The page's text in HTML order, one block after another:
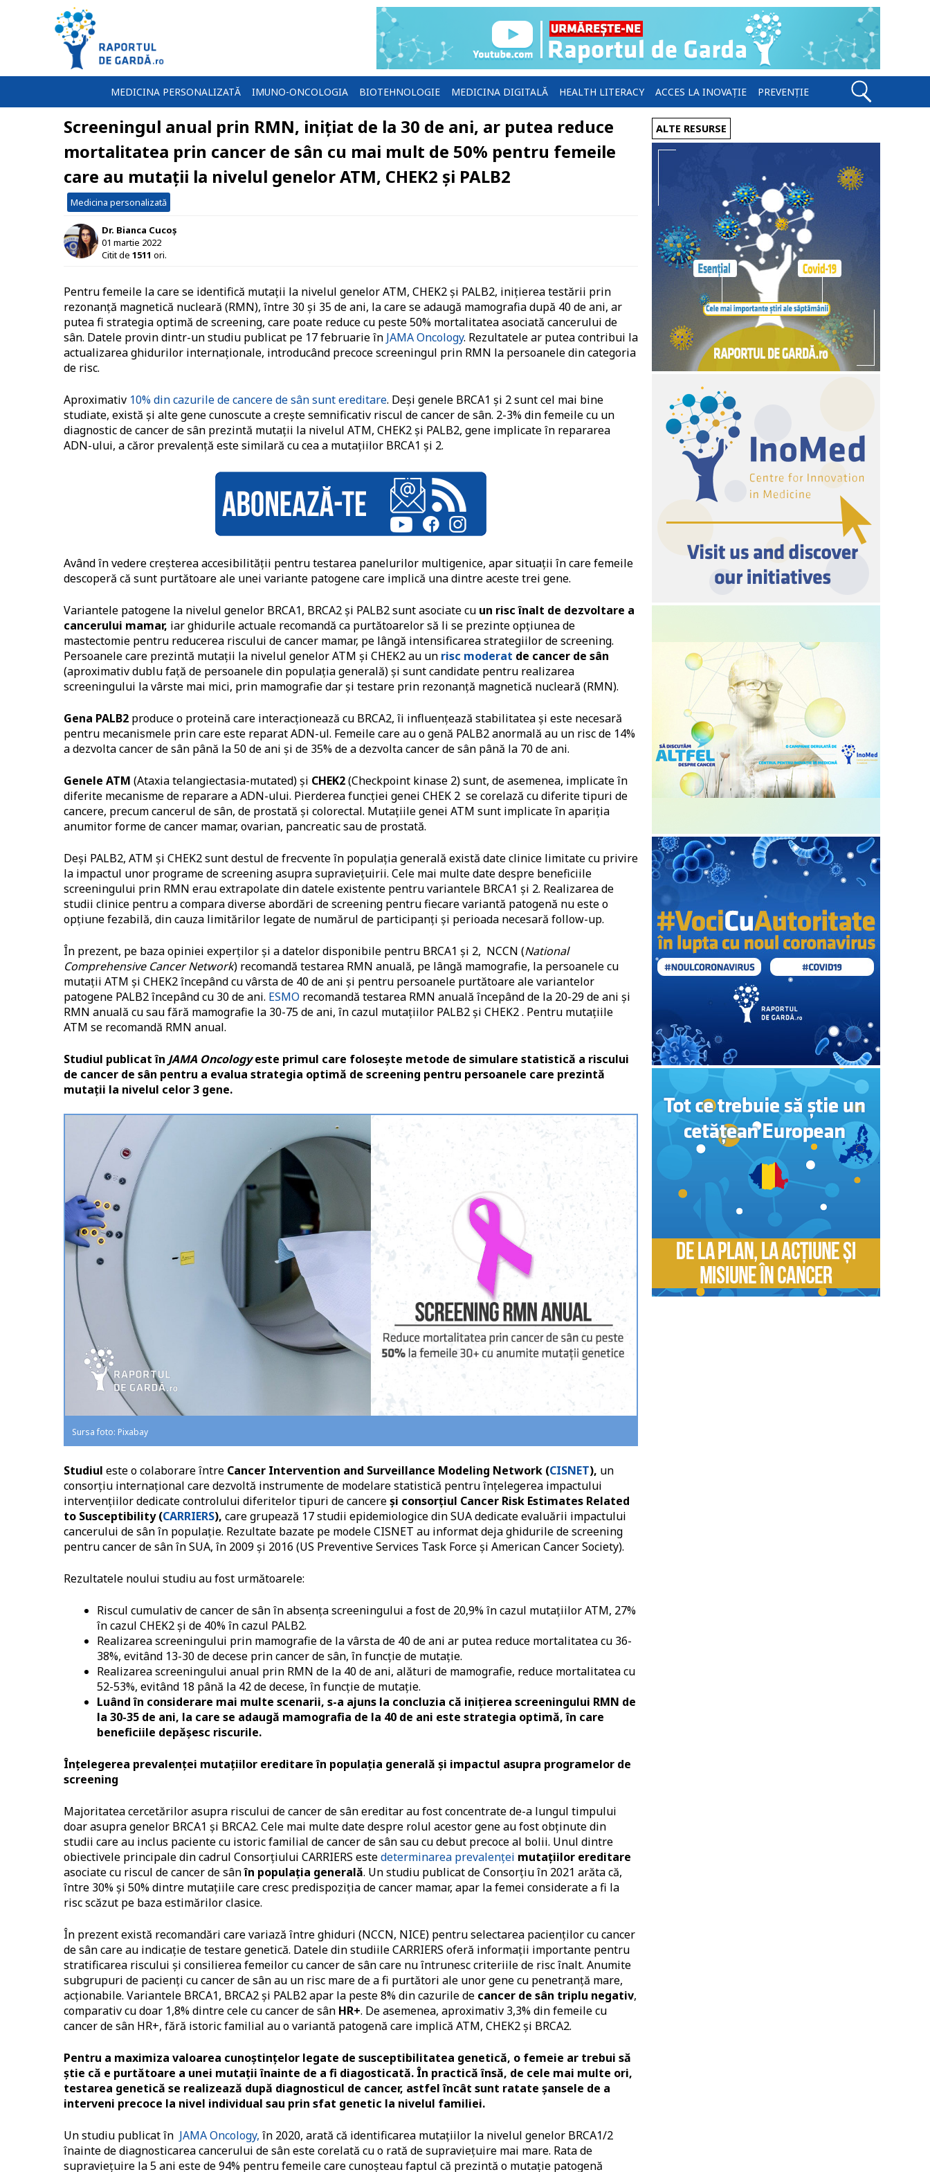
MEDICINA PERSONALIZATĂ IMUNO-ONCOLOGIA BIOTEHNOLOGIE MEDICINA DIGITALĂ HEALTH LITERACY ACCES LA INOVAȚIE PREVENȚIE
Screeningul anual prin RMN, inițiat de la 30 de ani, ar putea reduce
mortalitatea prin cancer de sân cu mai mult de 50% pentru femeile
care au mutații la nivelul genelor ATM, CHEK2 și PALB2
Medicina personalizată
Dr. Bianca Cucoș
01 martie 2022
Citit de 1511 ori.
Pentru femeile la care se identifică mutații la nivelul genelor ATM, CHEK2 și PALB2, inițierea testării prin
rezonanță magnetică nucleară (RMN), între 30 și 35 de ani, la care se adaugă mamografia după 40 de ani, ar
putea fi strategia optimă de screening, care poate reduce cu peste 50% mortalitatea asociată cancerului de
sân. Datele provin dintr-un studiu publicat pe 17 februarie în JAMA Oncology. Rezultatele ar putea contribui la
actualizarea ghidurilor internaționale, introducând precoce screeningul prin RMN la persoanele din categoria
de risc.
Aproximativ 10% din cazurile de cancere de sân sunt ereditare. Deși genele BRCA1 și 2 sunt cel mai bine
studiate, există și alte gene cunoscute a crește semnificativ riscul de cancer de sân. 2-3% din femeile cu un
diagnostic de cancer de sân prezintă mutații la nivelul ATM, CHEK2 și PALB2, gene implicate în repararea
ADN-ului, a căror prevalență este similară cu cea a mutațiilor BRCA1 și 2.
Având în vedere creșterea accesibilității pentru testarea panelurilor multigenice, apar situații în care femeile
descoperă că sunt purtătoare ale unei variante patogene care implică una dintre aceste trei gene.
Variantele patogene la nivelul genelor BRCA1, BRCA2 și PALB2 sunt asociate cu un risc înalt de dezvoltare a
cancerului mamar, iar ghidurile actuale recomandă ca purtătoarelor să li se prezinte opțiunea de
mastectomie pentru reducerea riscului de cancer mamar, pe lângă intensificarea strategiilor de screening.
Persoanele care prezintă mutații la nivelul genelor ATM și CHEK2 au un risc moderat de cancer de sân
(aproximativ dublu față de persoanele din populația generală) și sunt candidate pentru realizarea
screeningului la vârste mai mici, prin mamografie dar și testare prin rezonanță magnetică nucleară (RMN).
Gena PALB2 produce o proteină care interacționează cu BRCA2, îi influențează stabilitatea și este necesară
pentru mecanismele prin care este reparat ADN-ul. Femeile care au o genă PALB2 anormală au un risc de 14%
a dezvolta cancer de sân până la 50 de ani și de 35% de a dezvolta cancer de sân până la 70 de ani.
Genele ATM (Ataxia telangiectasia-mutated) și CHEK2(Checkpoint kinase 2) sunt, de asemenea, implicate în
diferite mecanisme de reparare a ADN-ului. Pierderea funcției genei CHEK 2 se corelază cu diferite tipuri de
cancere, precum cancerul de sân, de prostată și colorectal. Mutațiile genei ATM sunt implicate în apariția
anumitor forme de cancer mamar, ovarian, pancreatic sau de prostată.
Deși PALB2, ATM și CHEK2 sunt destul de frecvente în populația generală există date clinice limitate cu privire
la impactul unor programe de screening asupra supraviețuirii. Cele mai multe date despre beneficiile
screeningului prin RMN erau extrapolate din datele existente pentru variantele BRCA1 și 2. Realizarea de
studii clinice pentru a compara diverse abordări de screening pentru fiecare variantă patogenă nu este o
opțiune fezabilă, din cauza limitărilor legate de numărul de participanți și perioada necesară follow-up.
În prezent, pe baza opiniei experților și a datelor disponibile pentru BRCA1 și 2, NCCN (National
Comprehensive Cancer Network) recomandă testarea RMN anuală, pe lângă mamografie, la persoanele cu
mutații ATM și CHEK2 începând cu vârsta de 40 de ani și pentru persoanele purtătoare ale variantelor
patogene PALB2 începând cu 30 de ani. ESMO recomandă testarea RMN anuală începând de la 20-29 de ani și
RMN anuală cu sau fără mamografie la 30-75 de ani, în cazul mutațiilor PALB2 și CHEK2 . Pentru mutațiile
ATM se recomandă RMN anual.
Studiul publicat în JAMA Oncologyeste primul care folosește metode de simulare statistică a riscului
de cancer de sân pentru a evalua strategia optimă de screening pentru persoanele care prezintă
mutații la nivelul celor 3 gene.
Sursa foto: Pixabay
Studiul este o colaborare între Cancer Intervention and Surveillance Modeling Network (CISNET), un
consorțiu internațional care dezvoltă instrumente de modelare statistică pentru înțelegerea impactului
intervențiilor dedicate controlului diferitelor tipuri de cancereși consorțiul Cancer Risk Estimates Related
to Susceptibility (CARRIERS), care grupează 17 studii epidemiologice din SUA dedicate evaluării impactului
cancerului de sân în populație. Rezultate bazate pe modele CISNET au informat deja ghidurile de screening
pentru cancer de sân în SUA, în 2009 și 2016 (US Preventive Services Task Force și American Cancer Society).
Rezultatele noului studiu au fost următoarele:
Riscul cumulativ de cancer de sân în absența screeningului a fost de 20,9% în cazul mutațiilor ATM, 27%
în cazul CHEK2 și de 40% în cazul PALB2.
Realizarea screeningului prin mamografie de la vârsta de 40 de ani ar putea reduce mortalitatea cu 36-
38%, evitând 13-30 de decese prin cancer de sân, în funcție de mutație.
Realizarea screeningului anual prin RMN de la 40 de ani, alături de mamografie, reduce mortalitatea cu
52-53%, evitând 18 până la 42 de decese, în funcție de mutație.
Luând în considerare mai multe scenarii, s-a ajuns la concluzia că inițierea screeningului RMN de
la 30-35 de ani, la care se adaugă mamografia de la 40 de ani este strategia optimă, în care
beneficiile depășesc riscurile.
Înțelegerea prevalenței mutațiilor ereditare în populația generală și impactul asupra programelor de
screening
Majoritatea cercetărilor asupra riscului de cancer de sân ereditar au fost concentrate de-a lungul timpului
doar asupra genelor BRCA1 și BRCA2. Cele mai multe date despre rolul acestor gene au fost obținute din
studii care au inclus paciente cu istoric familial de cancer de sân sau cu debut precoce al bolii. Unul dintre
obiectivele principale din cadrul Consorțiului CARRIERS estedeterminarea prevalenței mutațiilor ereditare
asociate cu riscul de cancer de sânîn populația generală. Un studiu publicat de Consorțiu în 2021 arăta că,
între 30% și 50% dintre mutațiile care cresc predispoziția de cancer mamar, apar la femei considerate a fi la
risc scăzut pe baza estimărilor clasice.
În prezent există recomandări care variază între ghiduri (NCCN, NICE) pentru selectarea pacienților cu cancer
de sân care au indicație de testare genetică. Datele din studiile CARRIERS oferă informații importante pentru
stratificarea riscului și consilierea femeilor cu cancer de sân care nu întrunesc criteriile de risc înalt. Anumite
subgrupuri de pacienți cu cancer de sân au un risc mare de a fi purtători ale unor gene cu penetranță mare,
acționabile. Variantele BRCA1, BRCA2 și PALB2 apar la peste 8% din cazurile de cancer de sân triplu negativ,
comparativ cu doar 1,8% dintre cele cu cancer de sân HR+. De asemenea, aproximativ 3,3% din femeile cu
cancer de sân HR+, fără istoric familial au o variantă patogenă care implică ATM, CHEK2 și BRCA2.
Pentru a maximiza valoarea cunoștințelor legate de susceptibilitatea genetică, o femeie ar trebui să
știe că e purtătoare a unei mutații înainte de a fi diagosticată.În practică însă, de cele mai multe ori,
testarea genetică se realizează după diagnosticul de cancer, astfel încât sunt ratate șansele de a
interveni precoce la nivel individual sau prin sfat genetic la nivelul familiei.
Un studiu publicat în JAMA Oncology, în 2020, arată că identificarea mutațiilor la nivelul genelor BRCA1/2
înainte de diagnosticarea cancerului de sân este corelată cu o rată de supraviețuire mai mare. Rata de
supraviețuire la 5 ani este de 94% pentru femeile care cunoșteau faptul că prezintă o mutație patogenă
ALTE RESURSE